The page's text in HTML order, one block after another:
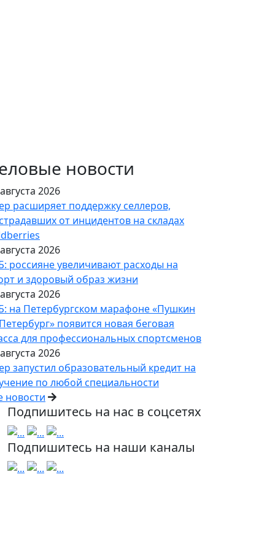
новости
2026
расширяет поддержку селлеров,
от инцидентов на складах
2026
россияне увеличивают расходы на
и здоровый образ жизни
2026
на Петербургском марафоне «Пушкин
появится новая беговая
для профессиональных спортсменов
2026
запустил образовательный кредит на
по любой специальности
новости
Подпишитесь на нас в соцсетях
Подпишитесь на наши каналы